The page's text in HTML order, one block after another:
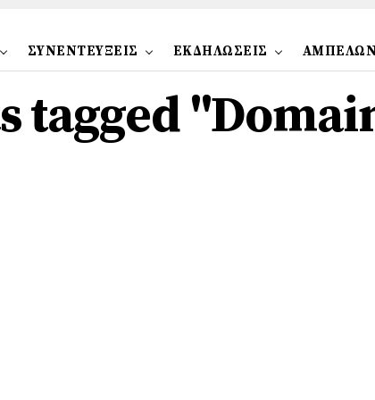
ΣΥΝΕΝΤΕΥΞΕΙΣ ΕΚΔΗΛΩΣΕΙΣ
tagged